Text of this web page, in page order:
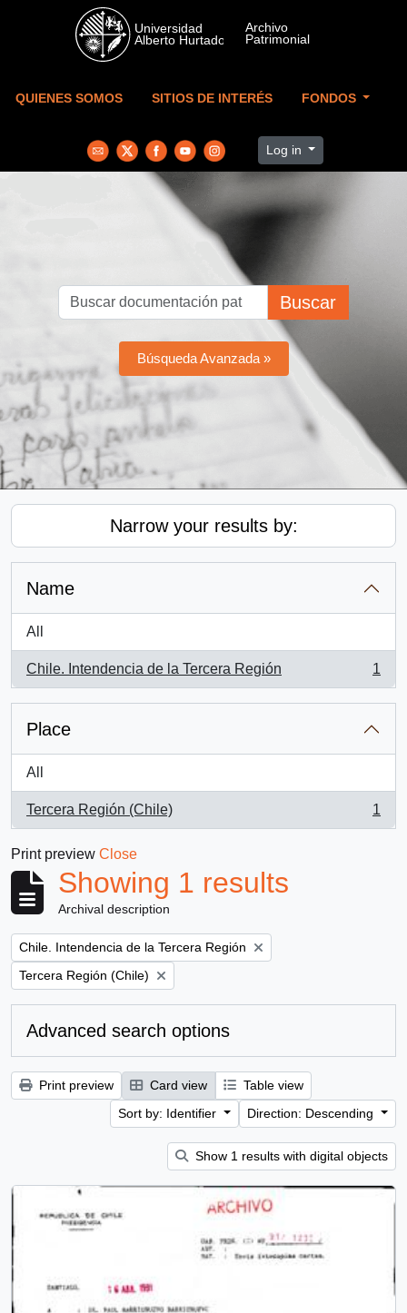
Skip to main content
QUIENES SOMOS SITIOS DE INTERÉS FONDOS
Log in
Buscar
Búsqueda Avanzada »
Narrow your results by:
Name
All
Chile. Intendencia de la Tercera Región
, 1 results
1
Place
All
Tercera Región (Chile)
, 1 results
1
Print preview Close
Showing 1 results
Archival description
Remove filter:
Chile. Intendencia de la Tercera Región
Remove filter:
Tercera Región (Chile)
Advanced search options
Print preview Card view
Table view
Sort by: Identifier
Direction: Descending
Show 1 results with digital objects